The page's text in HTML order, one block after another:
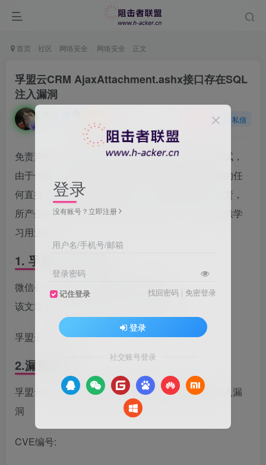
首页 社区 网络安全 网络安全 正文
孚盟云CRM AjaxAttachment.ashx接口存在SQL
注入漏洞
23次阅读
私信
免责声明：请勿利用文章内的相关技术从事非法测试，
由于传播、利用此文所提供的信息或者工具而造成的任
何直接或者间接的后果及损失，均由使用者本人负责，
所产生的一切不良后果与文章作者无关。该文章仅供学
习用途使用。
1. 孚盟云CRM 简介
微信公众号搜索：南风漏洞复现文库
该文章 南风漏洞复现文库 公众号首发
孚盟云CRM
2.漏洞描述
孚盟云CRM AjaxAttachment.ashx接口存在SQL注入漏
洞
CVE编号:
登录
没有账号？立即注册
用户名/手机号/邮箱
登录密码
记住登录 找回密码 | 免密登录
登录
社交账号登录